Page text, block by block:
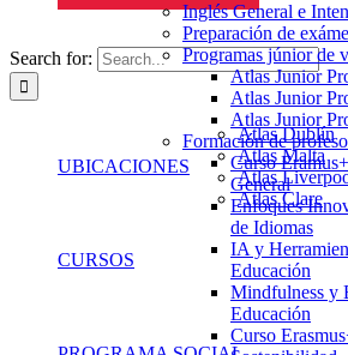
Search for:
UBICACIONES
Atlas Dublín
Atlas Malta
Atlas
Atlas Clare
CURSOS
Inglés General e
Preparación de
Programas júnior de
Atlas Junior
Atlas Junior
Atlas Junior
Formación de
Curso
General
Enfoques
de Idiomas
IA y
Educación
Mindfulness y
Educación
Curso